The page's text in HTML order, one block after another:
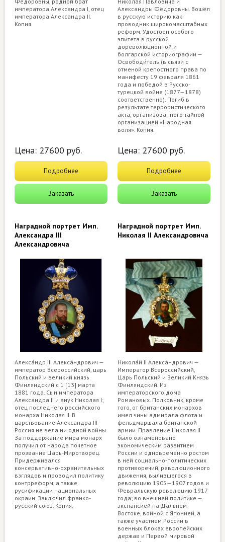
императора Александра I, отец
императора Александра II.
Копия.
Цена: 27600 руб.
Подробнее
Заказать
Александры Фёдоровны. Вошёл
в русскую историю как
проводник широкомасштабных
реформ. Удостоен особого
эпитета в русской
дореволюционной и
болгарской историографии —
Освободи́тель (в связи с
отменой крепостного права по
манифесту 19 февраля 1861
года и победой в Русско-
турецкой войне (1877—1878)
соответственно). Погиб в
результате террористического
акта, организованного тайной
организацией «Народная
воля». Копия.
Цена: 27600 руб.
Подробнее
Заказать
Наградной портрет Имп.
Александра III
Александровича
Алекса́ндр III Алекса́ндрович —
император Всероссийский, царь
Польский и великий князь
Финляндский с 1 [13] марта
1881 года. Сын императора
Александра II и внук Николая I;
отец последнего российского
монарха Николая II. В
царствование Александра III
Россия не вела ни одной войны.
За поддержание мира монарх
получил от народа почетное
прозвание Царь-Миротворец.
Придерживался
консервативно-охранительных
взглядов и проводил политику
контрреформ, а также
русификации национальных
окраин. Заключил франко-
русский союз. Копия.
Наградной портрет Имп.
Николая II Александровича
Никола́й II Алекса́ндрович —
Император Всероссийский,
Царь Польский и Великий Князь
Финляндский. Из
императорского дома
Романовых. Полковник, кроме
того, от британских монархов
имел чины адмирала флота и
фельдмаршала британской
армии. Правление Николая II
было ознаменовано
экономическим развитием
России и одновременно ростом
в ней социально-политических
противоречий, революционного
движения, вылившегося в
революцию 1905—1907 годов и
Февральскую революцию 1917
года; во внешней политике —
экспансией на Дальнем
Востоке, войной с Японией, а
также участием России в
военных блоках европейских
держав и Первой мировой